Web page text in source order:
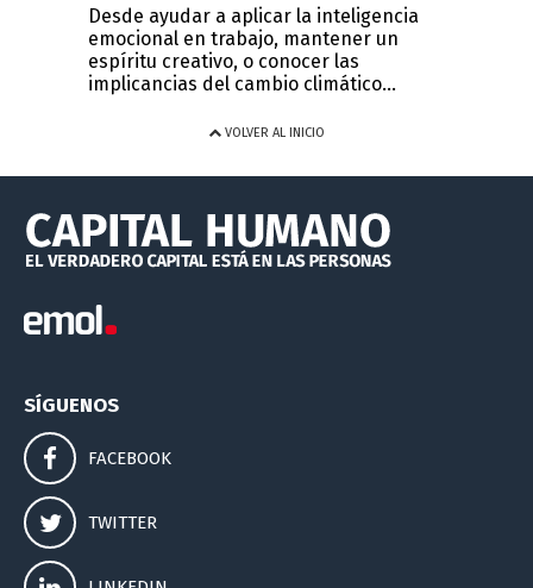
Desde ayudar a aplicar la inteligencia
emocional en trabajo, mantener un
espíritu creativo, o conocer las
implicancias del cambio climático...
VOLVER AL INICIO
SÍGUENOS
FACEBOOK
TWITTER